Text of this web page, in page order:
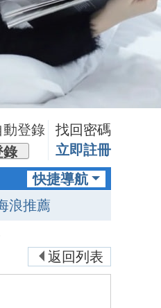
動登錄
找回密碼
錄
立即註冊
快捷導航
浪推薦
返回列表